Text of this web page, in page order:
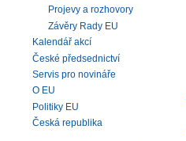
Projevy a rozhovory
Závěry Rady EU
Kalendář akcí
České předsednictví
Servis pro novináře
O EU
Politiky EU
Česká republika